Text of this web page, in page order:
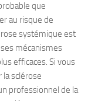
que
au risque de
systémique est
mécanismes
efficaces. Si vous
sclérose
professionnel de la